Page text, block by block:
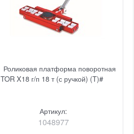
Роликовая платформа поворотная
TOR X18 г/п 18 т (с ручкой) (T)#
Артикул:
1048977